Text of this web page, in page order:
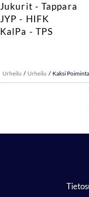
Jukurit - Tappara
JYP - HIFK
KalPa - TPS
Urheilu Urheilu Kaksi